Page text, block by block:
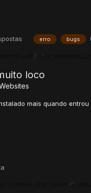
erro bugs
loco
mais quando